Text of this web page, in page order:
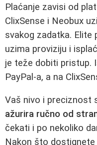
Plaćanje zavisi od
ClixSense i Neobux
svakog zadatka.
uzima proviziju i
je teže dobiti pristup.
PayPal-a, a na
Vaš nivo i preciznost
ažurira ručno od
čekati i po nekoliko
Nakon što